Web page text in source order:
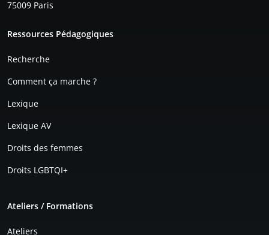
75009 Paris
Ressources Pédagogiques
Recherche
Comment ça marche ?
Lexique
Lexique AV
Droits des femmes
Droits LGBTQI+
Ateliers / Formations
Ateliers